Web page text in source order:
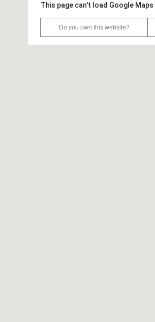
This page can't load Google
Do you own this website?